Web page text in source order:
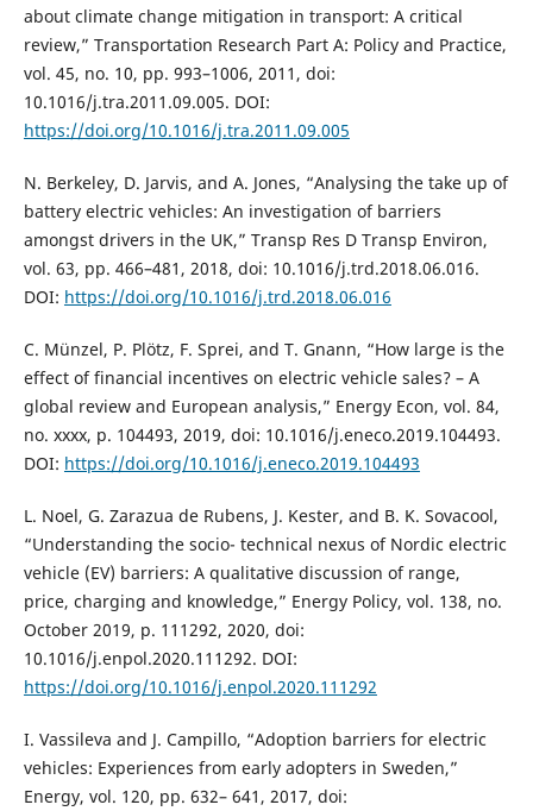
about climate change mitigation in transport: A critical
review,” Transportation Research Part A: Policy and Practice,
vol. 45, no. 10, pp. 993–1006, 2011, doi:
10.1016/j.tra.2011.09.005. DOI:
https://doi.org/10.1016/j.tra.2011.09.005
N. Berkeley, D. Jarvis, and A. Jones, “Analysing the take up of
battery electric vehicles: An investigation of barriers
amongst drivers in the UK,” Transp Res D Transp Environ,
vol. 63, pp. 466–481, 2018, doi: 10.1016/j.trd.2018.06.016.
DOI: https://doi.org/10.1016/j.trd.2018.06.016
C. Münzel, P. Plötz, F. Sprei, and T. Gnann, “How large is the
effect of financial incentives on electric vehicle sales? – A
global review and European analysis,” Energy Econ, vol. 84,
no. xxxx, p. 104493, 2019, doi: 10.1016/j.eneco.2019.104493.
DOI: https://doi.org/10.1016/j.eneco.2019.104493
L. Noel, G. Zarazua de Rubens, J. Kester, and B. K. Sovacool,
“Understanding the socio- technical nexus of Nordic electric
vehicle (EV) barriers: A qualitative discussion of range,
price, charging and knowledge,” Energy Policy, vol. 138, no.
October 2019, p. 111292, 2020, doi:
10.1016/j.enpol.2020.111292. DOI:
https://doi.org/10.1016/j.enpol.2020.111292
I. Vassileva and J. Campillo, “Adoption barriers for electric
vehicles: Experiences from early adopters in Sweden,”
Energy, vol. 120, pp. 632– 641, 2017, doi: